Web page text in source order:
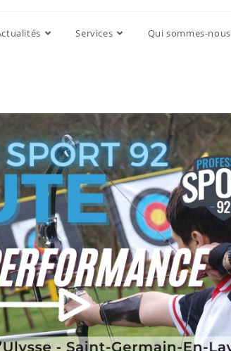
Services Qui sommes-nous